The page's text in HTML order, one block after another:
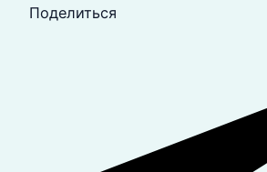
Поделиться